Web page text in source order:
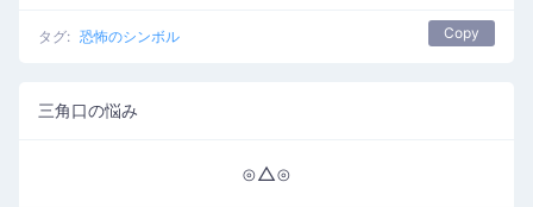
タグ: 恐怖のシンボル Copy
三角口の悩み
⊙△⊙